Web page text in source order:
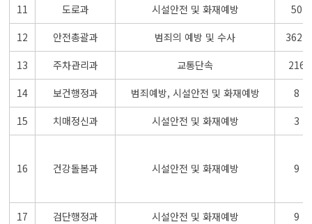
11
도로과 시설안전 및 화재예방
50
12
안전총괄과 범죄의 예방 및 수사
3627
13
주차관리과 교통단속
216
14
보건행정과 범죄예방, 시설안전 및 화재예방
8
15
치매정신과 시설안전 및 화재예방 3
16 건강돌봄과 시설안전 및 화재예방 9
17 검단행정과 시설안전 및 화재예방
9